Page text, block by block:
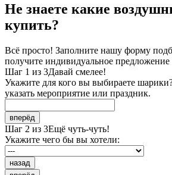
Не знаете какие
купить?
Всё просто! Заполните нашу форму
получите индивидуальное предложение
Шаг 1 из 3Давай смелее!
Укажите для кого вы выбираете
указать мероприятие или праздник.
вперёд
Шаг 2 из 3Ещё чуть-чуть!
Укажите чего бы вы хотели:
назад